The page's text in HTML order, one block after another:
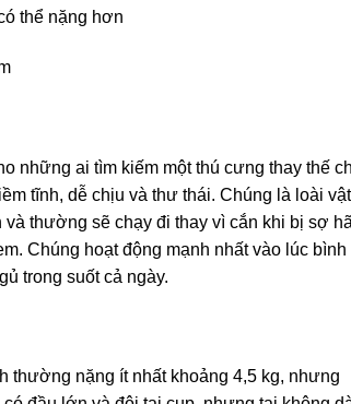
thể nặng hơn
những ai tìm kiếm một thú cưng thay thế
tĩnh, dễ chịu và thư thái. Chúng là loài
thường sẽ chạy đi thay vì cắn khi bị sợ
Chúng hoạt động mạnh nhất vào lúc bình
trong suốt cả ngày.
thường nặng ít nhất khoảng 4,5 kg, nhưng